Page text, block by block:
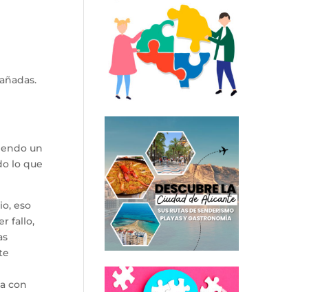
un
lo que
eso
fallo,
con